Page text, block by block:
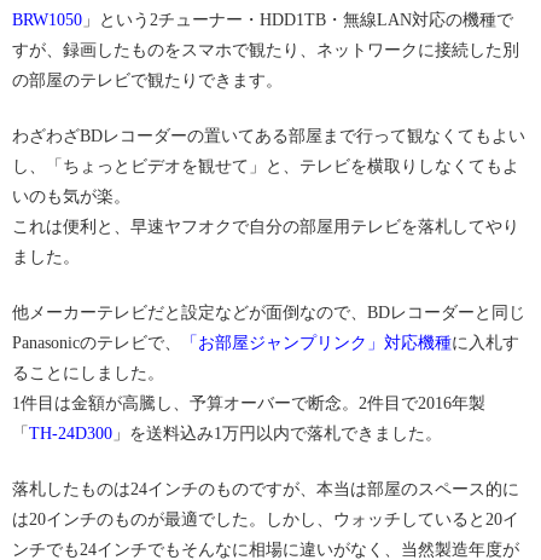
BRW1050 」という2チューナー・HDD1TB・無線LAN対応の機種で
すが、録画したものをスマホで観たり、ネットワークに接続した別
の部屋のテレビで観たりできます。
わざわざBDレコーダーの置いてある部屋まで行って観なくてもよい
し、「ちょっとビデオを観せて」と、テレビを横取りしなくてもよ
いのも気が楽。
これは便利と、早速ヤフオクで自分の部屋用テレビを落札してやり
ました。
他メーカーテレビだと設定などが面倒なので、BDレコーダーと同じ
Panasonicのテレビで、
「お部屋ジャンプリンク」対応機種に入札す
ることにしました。
1件目は金額が高騰し、予算オーバーで断念。2件目で2016年製
「 TH-24D300 」を送料込み1万円以内で落札できました。
落札したものは24インチのものですが、本当は部屋のスペース的に
は20インチのものが最適でした。しかし、ウォッチしていると20イ
ンチでも24インチでもそんなに相場に違いがなく、当然製造年度が